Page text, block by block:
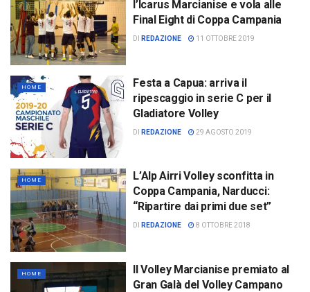
l’Icarus Marcianise e vola alle
Final Eight di Coppa Campania
DI REDAZIONE 11 OTTOBRE 2019
HOME
Festa a Capua: arriva il
ripescaggio in serie C per il
Gladiatore Volley
DI REDAZIONE 29 AGOSTO 2019
HOME
L’Alp Airri Volley sconfitta in
Coppa Campania, Narducci:
“Ripartire dai primi due set”
DI REDAZIONE 8 OTTOBRE 2018
HOME
Il Volley Marcianise premiato al
Gran Galà del Volley Campano